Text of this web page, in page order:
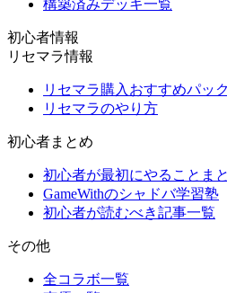
構築済みデッキ一覧
初心者情報
リセマラ情報
リセマラ購入おすすめパック
リセマラのやり方
初心者まとめ
初心者が最初にやることま
GameWithのシャドバ学習塾
初心者が読むべき記事一覧
その他
全コラボ一覧